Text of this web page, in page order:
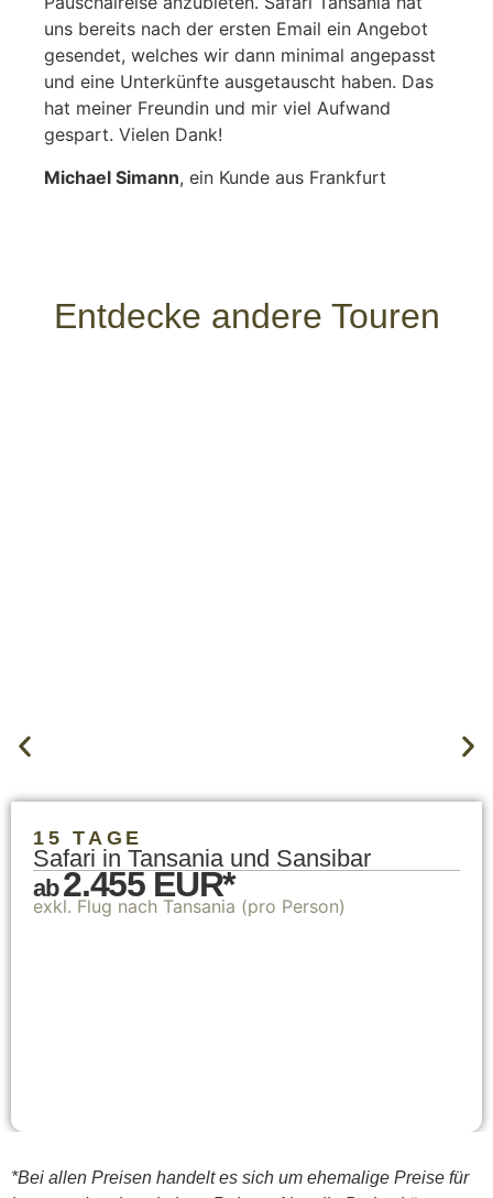
uns bereits nach der ersten Email ein Angebot
gesendet, welches wir dann minimal angepasst
und eine Unterkünfte ausgetauscht haben. Das
hat meiner Freundin und mir viel Aufwand
gespart. Vielen Dank!
Michael Simann, ein Kunde aus Frankfurt
Entdecke andere Touren
15 TAGE
Safari in Tansania und Sansibar
ab2.455 EUR*
exkl. Flug nach Tansania (pro Person)
*Bei allen Preisen handelt es sich um ehemalige Preise für